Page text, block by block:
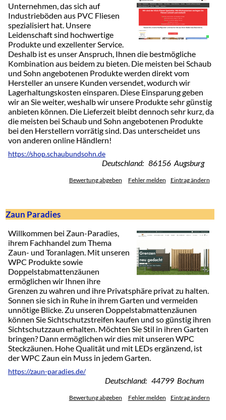
Unternehmen, das sich auf
Industrieböden aus PVC Fliesen
spezialisiert hat. Unsere
Leidenschaft sind hochwertige
Produkte und exzellenter Service.
Deshalb ist es unser Anspruch, Ihnen die bestmögliche
Kombination aus beidem zu bieten. Die meisten bei Schaub
und Sohn angebotenen Produkte werden direkt vom
Hersteller an unsere Kunden versendet, wodurch wir
Lagerhaltungskosten einsparen. Diese Einsparung geben
wir an Sie weiter, weshalb wir unsere Produkte sehr günstig
anbieten können. Die Lieferzeit bleibt dennoch sehr kurz, da
die meisten bei Schaub und Sohn angebotenen Produkte
bei den Herstellern vorrätig sind. Das unterscheidet uns
von anderen online Händlern!
https://shop.schaubundsohn.de
Deutschland: 86156 Augsburg
Bewertung abgeben Fehler melden Eintrag ändern
Zaun Paradies
Willkommen bei Zaun-Paradies,
ihrem Fachhandel zum Thema
Zaun- und Toranlagen. Mit unseren
WPC Produkte sowie
Doppelstabmattenzäunen
ermöglichen wir Ihnen ihre
Grenzen zu wahren und ihre Privatsphäre privat zu halten.
Sonnen sie sich in Ruhe in ihrem Garten und vermeiden
unnötige Blicke. Zu unseren Doppelstabmattenzäunen
können Sie Sichtschutzstreifen kaufen und so günstig ihren
Sichtschutzzaun erhalten. Möchten Sie Stil in ihren Garten
bringen? Dann ermöglichen wir dies mit unseren WPC
Steckzäunen. Hohe Qualität und mit LEDs ergänzend, ist
der WPC Zaun ein Muss in jedem Garten.
https://zaun-paradies.de/
Deutschland: 44799 Bochum
Bewertung abgeben Fehler melden Eintrag ändern